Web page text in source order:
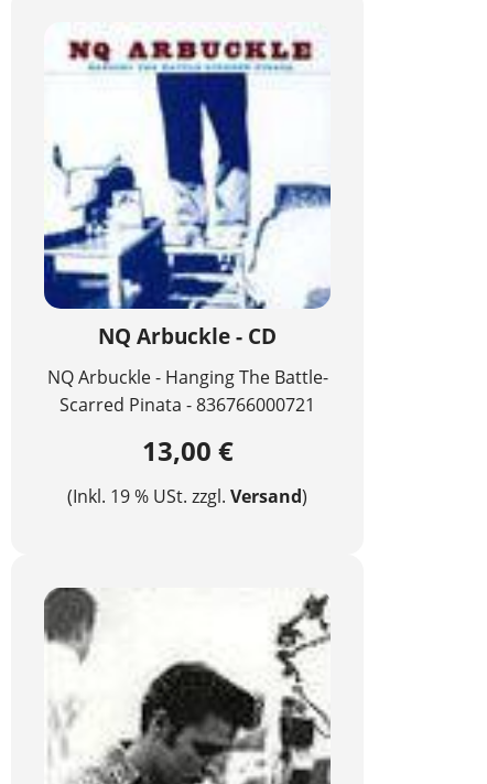
NQ Arbuckle - CD
NQ Arbuckle - Hanging The Battle-
Scarred Pinata - 836766000721
13,00 €
(Inkl. 19 % USt. zzgl. Versand)